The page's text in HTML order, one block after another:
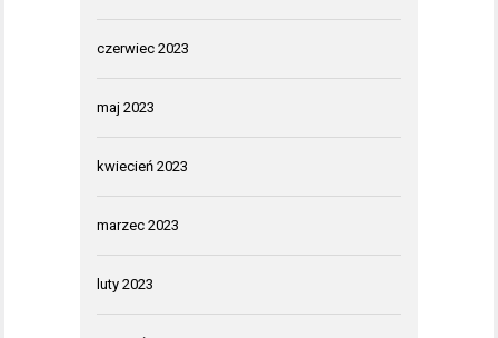
czerwiec 2023
maj 2023
kwiecień 2023
marzec 2023
luty 2023